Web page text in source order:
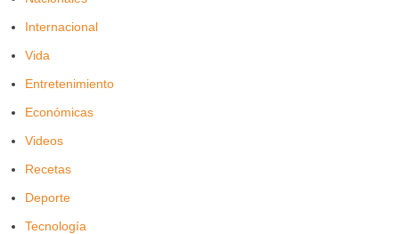
Internacional
Vida
Entretenimiento
Económicas
Videos
Recetas
Deporte
Tecnología